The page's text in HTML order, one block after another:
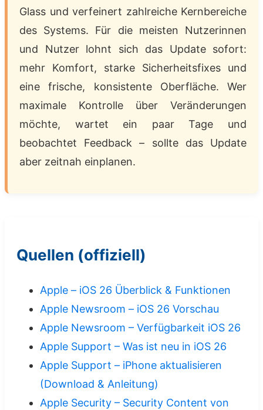
Glass und verfeinert zahlreiche Kernbereiche
des Systems. Für die meisten Nutzerinnen
und Nutzer lohnt sich das Update sofort:
mehr Komfort, starke Sicherheitsfixes und
eine frische, konsistente Oberfläche. Wer
maximale Kontrolle über Veränderungen
möchte, wartet ein paar Tage und
beobachtet Feedback – sollte das Update
aber zeitnah einplanen.
Quellen (offiziell)
Apple – iOS 26 Überblick & Funktionen
Apple Newsroom – iOS 26 Vorschau
Apple Newsroom – Verfügbarkeit iOS 26
Apple Support – Was ist neu in iOS 26
Apple Support – iPhone aktualisieren
(Download & Anleitung)
Apple Security – Security Content von